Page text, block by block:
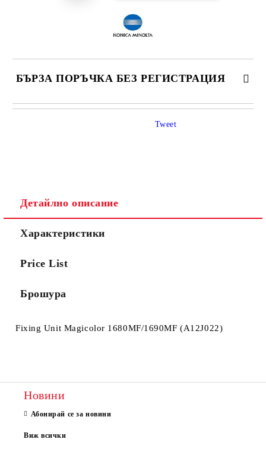
БЪРЗА ПОРЪЧКА БЕЗ РЕГИСТРАЦИЯ
САМО ПОПЪЛНЕТЕ 4 ПОЛЕТА
Tweet
Детайлно описание
Характеристики
Price List
Брошура
Fixing Unit Magicolor 1680MF/1690MF (A12J022)
Новини
Абонирай се за новини
Виж всички